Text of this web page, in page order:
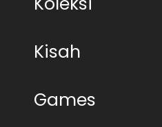
Kisah
Games